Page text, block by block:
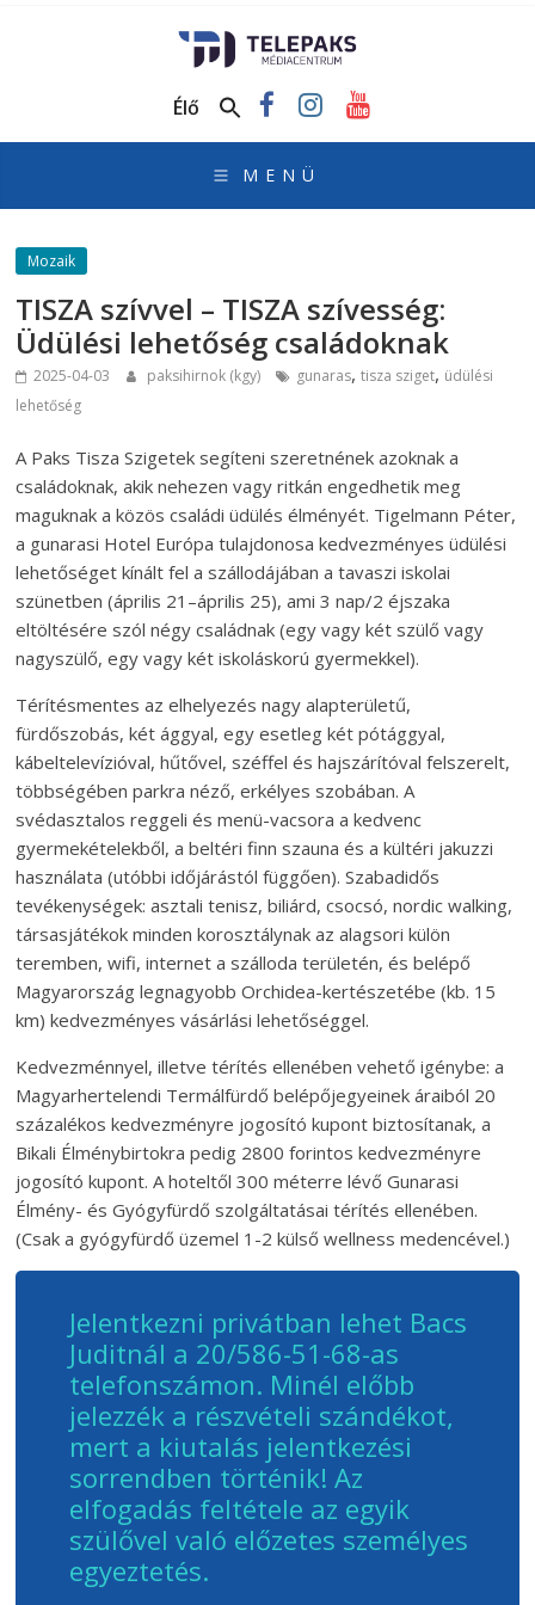
Médiacentrum
honlapja
Élő
Mozaik
TISZA szívvel – TISZA szívesség:
Üdülési lehetőség családoknak
2025-04-03 paksihirnok (kgy) gunaras,tisza sziget, üdülési
lehetőség
A Paks Tisza Szigetek segíteni szeretnének azoknak a
családoknak, akik nehezen vagy ritkán engedhetik meg
maguknak a közös családi üdülés élményét. Tigelmann Péter,
a gunarasi Hotel Európa tulajdonosa kedvezményes üdülési
lehetőséget kínált fel a szállodájában a tavaszi iskolai
szünetben (április 21–április 25), ami 3 nap/2 éjszaka
eltöltésére szól négy családnak (egy vagy két szülő vagy
nagyszülő, egy vagy két iskoláskorú gyermekkel).
Térítésmentes az elhelyezés nagy alapterületű,
fürdőszobás, két ággyal, egy esetleg két pótággyal,
kábeltelevízióval, hűtővel, széffel és hajszárítóval felszerelt,
többségében parkra néző, erkélyes szobában. A
svédasztalos reggeli és menü-vacsora a kedvenc
gyermekételekből, a beltéri finn szauna és a kültéri jakuzzi
használata (utóbbi időjárástól függően). Szabadidős
tevékenységek: asztali tenisz, biliárd, csocsó, nordic walking,
társasjátékok minden korosztálynak az alagsori külön
teremben, wifi, internet a szálloda területén, és belépő
Magyarország legnagyobb Orchidea-kertészetébe (kb. 15
km) kedvezményes vásárlási lehetőséggel.
Kedvezménnyel, illetve térítés ellenében vehető igénybe: a
Magyarhertelendi Termálfürdő belépőjegyeinek áraiból 20
százalékos kedvezményre jogosító kupont biztosítanak, a
Bikali Élménybirtokra pedig 2800 forintos kedvezményre
jogosító kupont. A hoteltől 300 méterre lévő Gunarasi
Élmény- és Gyógyfürdő szolgáltatásai térítés ellenében.
(Csak a gyógyfürdő üzemel 1-2 külső wellness medencével.)
Jelentkezni privátban lehet Bacs
Juditnál a 20/586-51-68-as
telefonszámon. Minél előbb
jelezzék a részvételi szándékot,
mert a kiutalás jelentkezési
sorrendben történik! Az
elfogadás feltétele az egyik
szülővel való előzetes személyes
egyeztetés.